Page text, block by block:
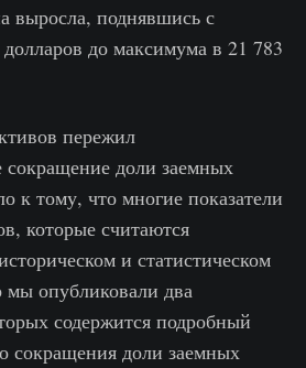
выросла, поднявшись с
до максимума в 21 783
пережил
доли заемных
к тому, что многие показатели
которые считаются
и статистическом
мы опубликовали два
содержится подробный
сокращения доли заемных